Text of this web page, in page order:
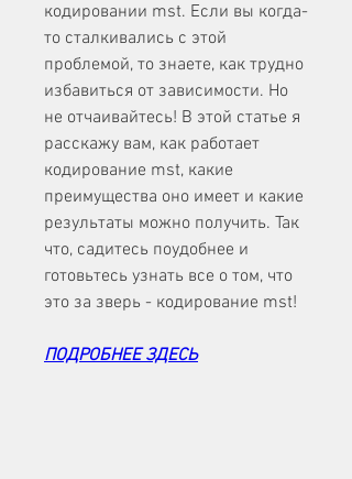
кодировании mst. Если вы когда-
то сталкивались с этой
проблемой, то знаете, как трудно
избавиться от зависимости. Но
не отчаивайтесь! В этой статье я
расскажу вам, как работает
кодирование mst, какие
преимущества оно имеет и какие
результаты можно получить. Так
что, садитесь поудобнее и
готовьтесь узнать все о том, что
это за зверь - кодирование mst!
ПОДРОБНЕЕ ЗДЕСЬ